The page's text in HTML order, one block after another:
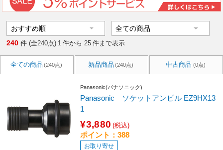
240 件 (全240点) 1 件から 25 件まで表示
全ての商品 (240点) 新品商品 (240点) 中古商品 (0点)
Panasonic(パナソニック)
Panasonic ソケットアンビル EZ9HX13
1
¥3,880 (税込)
ポイント：388
お取り寄せ